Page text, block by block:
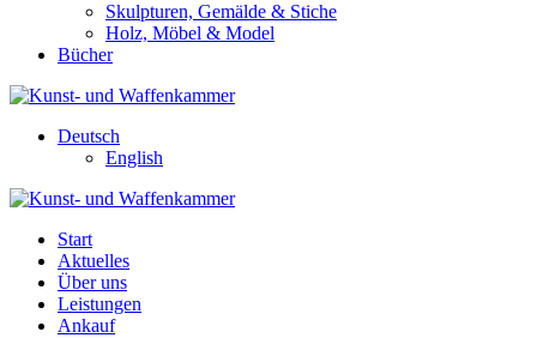
Skulpturen, Gemälde & Stiche
Holz, Möbel & Model
Bücher
Deutsch
English
Start
Aktuelles
Über uns
Leistungen
Ankauf